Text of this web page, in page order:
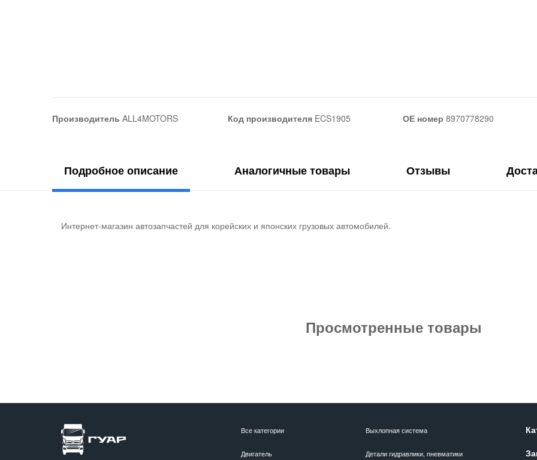
Производитель ALL4MOTORS Код производителяECS1905 ОЕ номер 8970778290
Подробное описание Аналогичные товары Отзывы
Интернет-магазин автозапчастей для корейских и японских грузовых автомобилей.
Просмотренные товары
Все категории Выхлопная система
Двигатель Детали гидравлики, пневматики